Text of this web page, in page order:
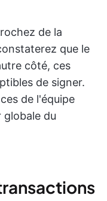
de la
que le
côté, ces
de signer.
de l'équipe
globale du